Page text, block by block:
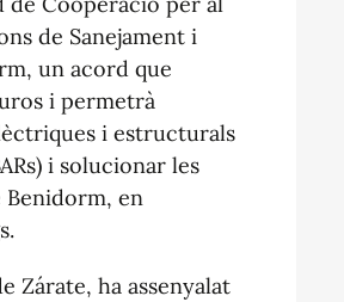
de Sanejament i
un acord que
i permetrà
i estructurals
i solucionar les
Benidorm, en
Zárate, ha assenyalat